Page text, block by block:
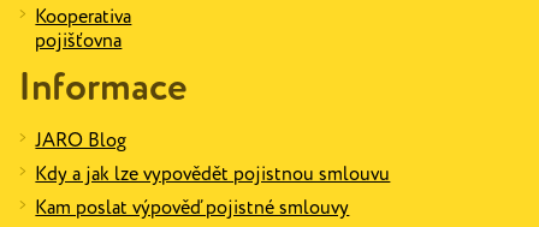
Kooperativa
pojišťovna
Informace
JARO Blog
Kdy a jak lze vypovědět pojistnou smlouvu
Kam poslat výpověď pojistné smlouvy